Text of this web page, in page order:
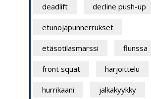
deadlift decline push-up
etunojapunnerrukset
etäsotilasmarssi flunssa
front squat harjoittelu
hurrikaani jalkakyykky